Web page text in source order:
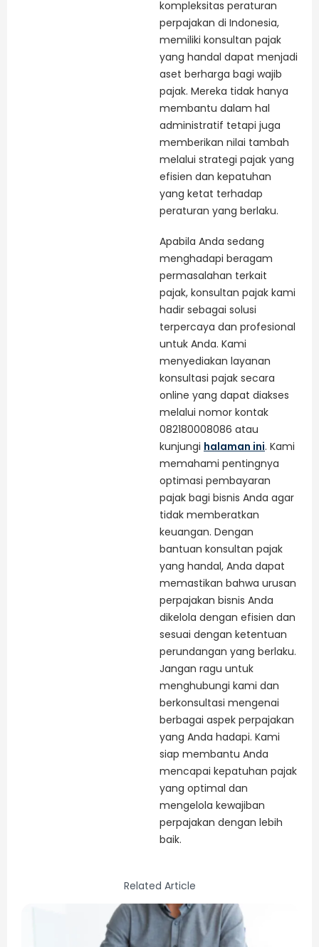
kompleksitas peraturan
perpajakan di Indonesia,
memiliki konsultan pajak
yang handal dapat menjadi
aset berharga bagi wajib
pajak. Mereka tidak hanya
membantu dalam hal
administratif tetapi juga
memberikan nilai tambah
melalui strategi pajak yang
efisien dan kepatuhan
yang ketat terhadap
peraturan yang berlaku.
Apabila Anda sedang
menghadapi beragam
permasalahan terkait
pajak, konsultan pajak kami
hadir sebagai solusi
terpercaya dan profesional
untuk Anda. Kami
menyediakan layanan
konsultasi pajak secara
online yang dapat diakses
melalui nomor kontak
082180008086 atau
kunjungi halaman ini. Kami
memahami pentingnya
optimasi pembayaran
pajak bagi bisnis Anda agar
tidak memberatkan
keuangan. Dengan
bantuan konsultan pajak
yang handal, Anda dapat
memastikan bahwa urusan
perpajakan bisnis Anda
dikelola dengan efisien dan
sesuai dengan ketentuan
perundangan yang berlaku.
Jangan ragu untuk
menghubungi kami dan
berkonsultasi mengenai
berbagai aspek perpajakan
yang Anda hadapi. Kami
siap membantu Anda
mencapai kepatuhan pajak
yang optimal dan
mengelola kewajiban
perpajakan dengan lebih
baik.
Related Article